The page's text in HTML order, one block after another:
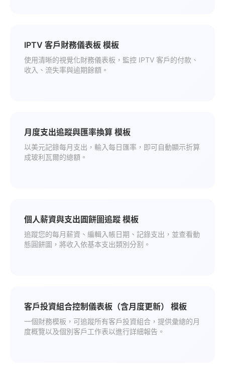
IPTV 客戶財務儀表板 模板
使用清晰的視覺化財務儀表板，監控 IPTV 客戶的付款、
收入、流失率與逾期餘額。
月度支出追蹤與匯率換算 模板
以美元記錄每月支出，輸入每日匯率，即可自動顯示折算
成玻利瓦爾的總額。
個人薪資與支出圓餅圖追蹤 模板
追蹤您的每月薪資、編輯入帳日期、記錄支出，並查看動
態圓餅圖，將收入依基本支出類別分割。
客戶投資組合控制儀表板（含月度更新） 模板
一個財務模板，可追蹤所有客戶投資組合，提供彙總的月
度概覽以及個別客戶工作表以進行詳細報告。